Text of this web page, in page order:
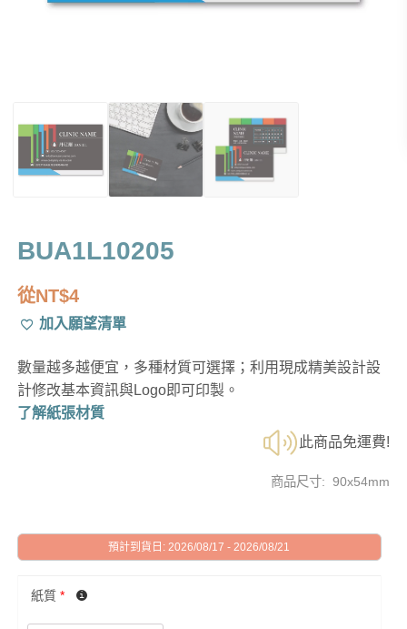
BUA1L10205
從NT$4
加入願望清單
數量越多越便宜，多種材質可選擇；利用現成精美設計設
計修改基本資訊與Logo即可印製。
了解紙張材質
此商品免運費!
商品尺寸: 90x54mm
預計到貨日: 2026/08/17 - 2026/08/21
紙質 *